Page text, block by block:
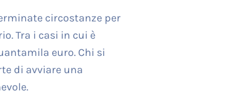
circostanze per
Tra i casi in cui è
euro. Chi si
di avviare una